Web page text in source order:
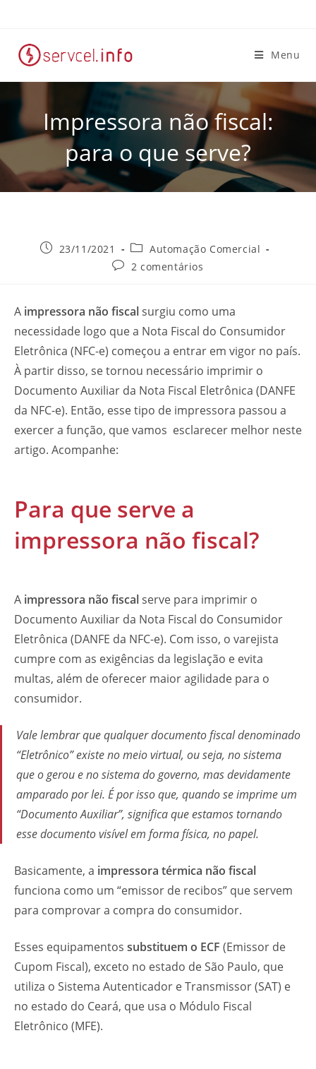
Menu
Impressora não fiscal:
para o que serve?
23/11/2021
Automação Comercial
2 comentários
A impressora não fiscalsurgiu como uma
necessidade logo que a Nota Fiscal do Consumidor
Eletrônica (NFC-e) começou a entrar em vigor no país.
À partir disso, se tornou necessário imprimir o
Documento Auxiliar da Nota Fiscal Eletrônica (DANFE
da NFC-e). Então, esse tipo de impressora passou a
exercer a função, que vamos esclarecer melhor neste
artigo. Acompanhe:
Para que serve a
impressora não fiscal?
A impressora não fiscalserve para imprimir o
Documento Auxiliar da Nota Fiscal do Consumidor
Eletrônica (DANFE da NFC-e). Com isso, o varejista
cumpre com as exigências da legislação e evita
multas, além de oferecer maior agilidade para o
consumidor.
Vale lembrar que qualquer documento fiscal denominado
“Eletrônico” existe no meio virtual, ou seja, no sistema
que o gerou e no sistema do governo, mas devidamente
amparado por lei. É por isso que, quando se imprime um
“Documento Auxiliar”, significa que estamos tornando
esse documento visível em forma física, no papel.
Basicamente, a impressora térmica não fiscal
funciona como um “emissor de recibos” que servem
para comprovar a compra do consumidor.
Esses equipamentos substituem o ECF (Emissor de
Cupom Fiscal), exceto no estado de São Paulo, que
utiliza o Sistema Autenticador e Transmissor (SAT) e
no estado do Ceará, que usa o Módulo Fiscal
Eletrônico (MFE).